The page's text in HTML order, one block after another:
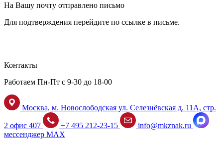
На Вашу почту отправлено письмо
Для подтверждения перейдите по ссылке в письме.
Контакты
Работаем Пн-Пт с 9-30 до 18-00
Москва, м. Новослободская ул. Селезнёвская д. 11А, стр.
2 офис 407 +7 495 212-23-15
info@mkznak.ru
мессенджер MAX